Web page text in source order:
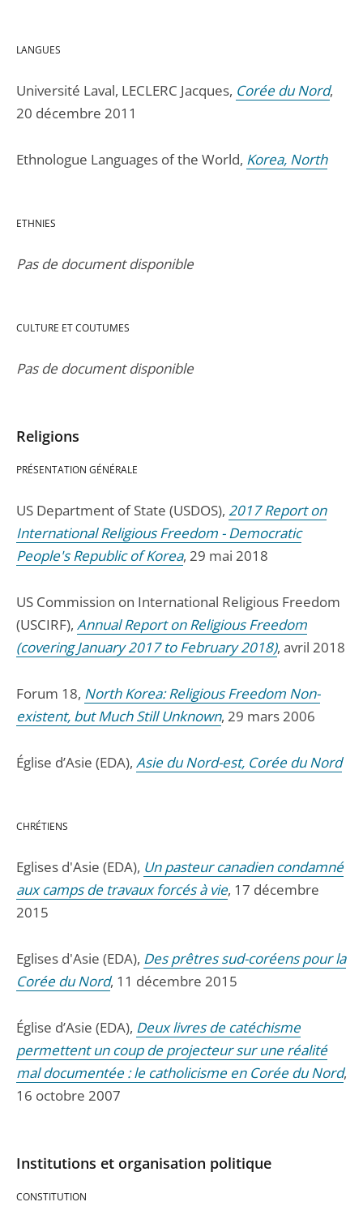
LANGUES
Université Laval, LECLERC Jacques, Corée du Nord,
20 décembre 2011
Ethnologue Languages of the World, Korea, North
ETHNIES
Pas de document disponible
CULTURE ET COUTUMES
Pas de document disponible
Religions
PRÉSENTATION GÉNÉRALE
US Department of State (USDOS), 2017 Report on
International Religious Freedom - Democratic
People's Republic of Korea, 29 mai 2018
US Commission on International Religious Freedom
(USCIRF), Annual Report on Religious Freedom
(covering January 2017 to February 2018), avril 2018
Forum 18, North Korea: Religious Freedom Non-
existent, but Much Still Unknown, 29 mars 2006
Église d’Asie (EDA), Asie du Nord-est, Corée du Nord
CHRÉTIENS
Eglises d'Asie (EDA), Un pasteur canadien condamné
aux camps de travaux forcés à vie, 17 décembre
2015
Eglises d'Asie (EDA), Des prêtres sud-coréens pour la
Corée du Nord, 11 décembre 2015
Église d’Asie (EDA), Deux livres de catéchisme
permettent un coup de projecteur sur une réalité
mal documentée : le catholicisme en Corée du Nord,
16 octobre 2007
Institutions et organisation politique
CONSTITUTION